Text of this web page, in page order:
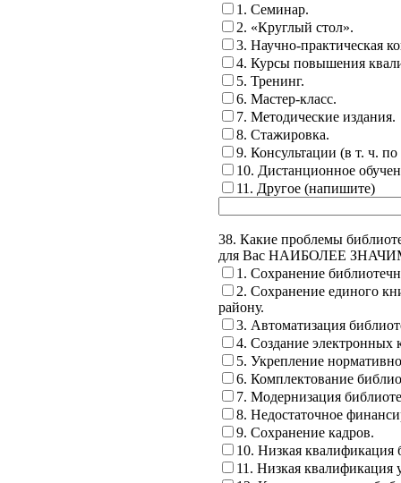
1. Семинар.
2. «Круглый стол».
3. Научно-практическая
4. Курсы повышения
5. Тренинг.
6. Мастер-класс.
7. Методические издания.
8. Стажировка.
9. Консультации (в т. ч.
10. Дистанционное
11. Другое (напишите)
38. Какие проблемы
для Вас НАИБОЛЕЕ
1. Сохранение
2. Сохранение единого
району.
3. Автоматизация
4. Создание электронных
5. Укрепление
6. Комплектование
7. Модернизация
8. Недостаточное
9. Сохранение кадров.
10. Низкая квалификация
11. Низкая квалификация